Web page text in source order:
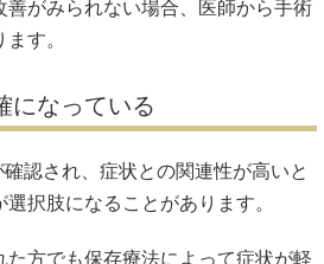
善がみられない場合、医師から手術
す。
になっている
認され、症状との関連性が高いと
択肢になることがあります。
方でも保存療法によって症状が軽